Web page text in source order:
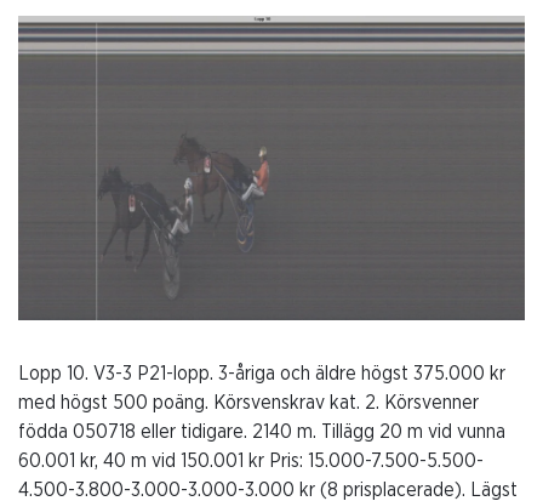
Lopp 10. V3-3 P21-lopp. 3-åriga och äldre högst 375.000 kr
med högst 500 poäng. Körsvenskrav kat. 2. Körsvenner
födda 050718 eller tidigare. 2140 m. Tillägg 20 m vid vunna
60.001 kr, 40 m vid 150.001 kr Pris: 15.000-7.500-5.500-
4.500-3.800-3.000-3.000-3.000 kr (8 prisplacerade). Lägst